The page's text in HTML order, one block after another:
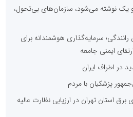
و یک نوشته می‌شود، سازمان‌های بی‌تحول،
سرمایه‌گذاری هوشمندانه برای
ایمنی جامعه
در اطراف ایران
پزشکیان با مردم
استان تهران در ارزیابی نظارت عالیه